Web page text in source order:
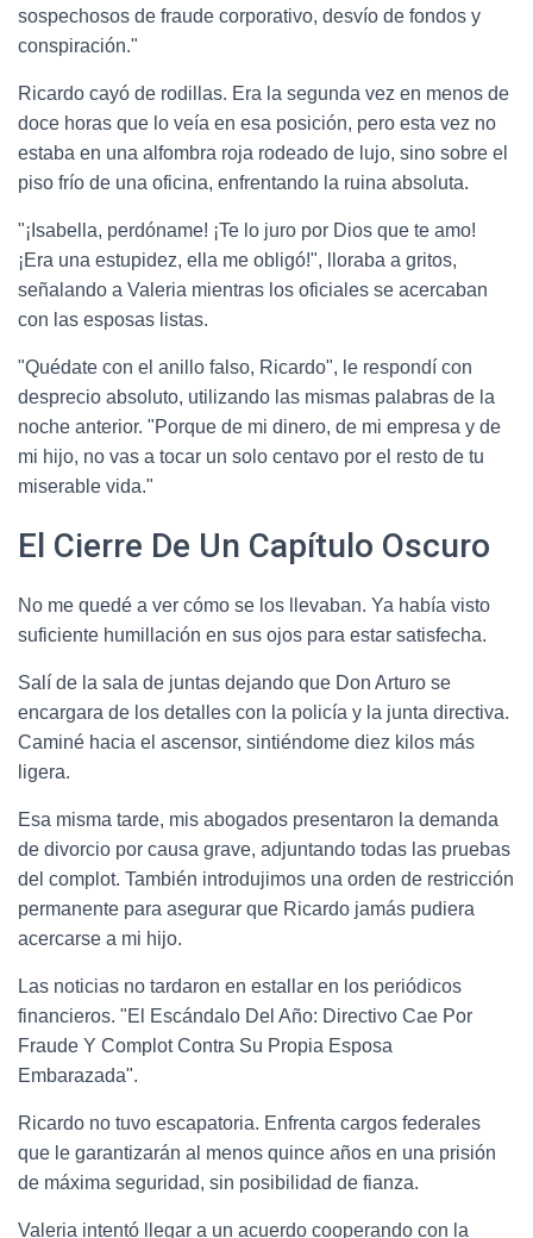
sospechosos de fraude corporativo, desvío de fondos y
conspiración."
Ricardo cayó de rodillas. Era la segunda vez en menos de
doce horas que lo veía en esa posición, pero esta vez no
estaba en una alfombra roja rodeado de lujo, sino sobre el
piso frío de una oficina, enfrentando la ruina absoluta.
"¡Isabella, perdóname! ¡Te lo juro por Dios que te amo!
¡Era una estupidez, ella me obligó!", lloraba a gritos,
señalando a Valeria mientras los oficiales se acercaban
con las esposas listas.
"Quédate con el anillo falso, Ricardo", le respondí con
desprecio absoluto, utilizando las mismas palabras de la
noche anterior. "Porque de mi dinero, de mi empresa y de
mi hijo, no vas a tocar un solo centavo por el resto de tu
miserable vida."
El Cierre De Un Capítulo Oscuro
No me quedé a ver cómo se los llevaban. Ya había visto
suficiente humillación en sus ojos para estar satisfecha.
Salí de la sala de juntas dejando que Don Arturo se
encargara de los detalles con la policía y la junta directiva.
Caminé hacia el ascensor, sintiéndome diez kilos más
ligera.
Esa misma tarde, mis abogados presentaron la demanda
de divorcio por causa grave, adjuntando todas las pruebas
del complot. También introdujimos una orden de restricción
permanente para asegurar que Ricardo jamás pudiera
acercarse a mi hijo.
Las noticias no tardaron en estallar en los periódicos
financieros. "El Escándalo Del Año: Directivo Cae Por
Fraude Y Complot Contra Su Propia Esposa
Embarazada".
Ricardo no tuvo escapatoria. Enfrenta cargos federales
que le garantizarán al menos quince años en una prisión
de máxima seguridad, sin posibilidad de fianza.
Valeria intentó llegar a un acuerdo cooperando con la